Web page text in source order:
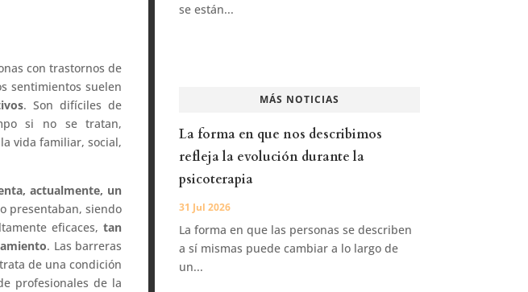
con trastornos de
sentimientos suelen
. Son difíciles de
si no se tratan,
vida familiar, social,
actualmente, un
presentaban, siendo
eficaces,tan
. Las barreras
de una condición
profesionales de la
se están...
MÁS NOTICIAS
La forma en que nos describimos
refleja la evolución durante la
psicoterapia
31 Jul 2026
La forma en que las personas se describen
a sí mismas puede cambiar a lo largo de
un...